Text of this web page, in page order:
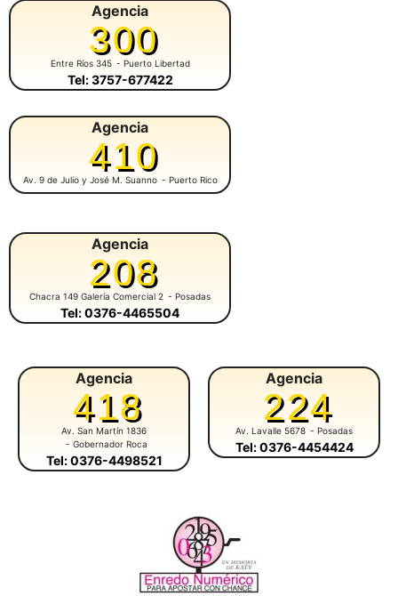
Agencia
300
Entre Ríos 345 - Puerto Libertad
Tel: 3757-677422
Agencia
410
Av. 9 de Julio y José M. Suanno - Puerto Rico
Agencia
208
Chacra 149 Galería Comercial 2 - Posadas
Tel: 0376-4465504
Agencia
418
Av. San Martín 1836
- Gobernador Roca
Tel: 0376-4498521
Agencia
224
Av. Lavalle 5678 - Posadas
Tel: 0376-4454424